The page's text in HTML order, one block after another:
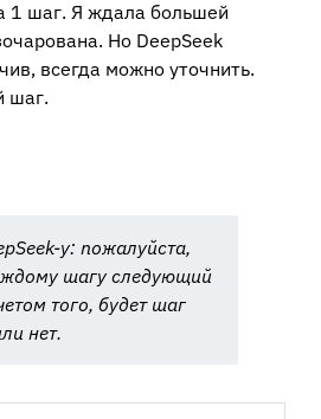
1 шаг. Я ждала большей
Но DeepSeek
всегда можно уточнить.
шаг.
у: пожалуйста,
шагу следующий
того, будет шаг
нет.